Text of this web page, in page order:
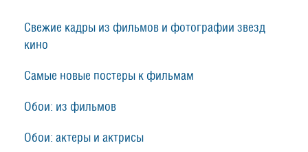
Свежие кадры из фильмов и фотографии звезд
кино
Самые новые постеры к фильмам
Обои: из фильмов
Обои: актеры и актрисы